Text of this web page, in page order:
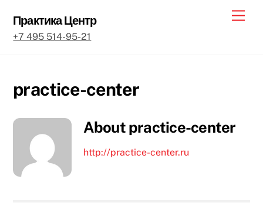
content
Практика Центр
+7 495 514-95-21
practice-center
About practice-center
http://practice-center.ru